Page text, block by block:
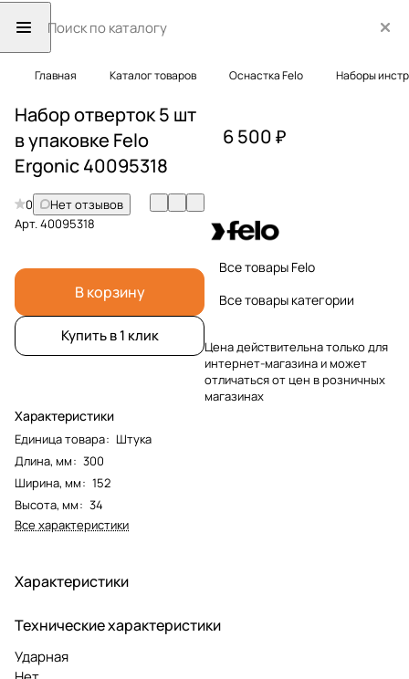
Главная Каталог товаров Оснастка Felo Наборы
Набор отверток 5 шт
в упаковке Felo
Ergonic 40095318
0
Нет отзывов
Арт.40095318
В корзину
Купить в 1 клик
Характеристики
Единица товара: Штука
Длина, мм: 300
Ширина, мм: 152
Высота, мм: 34
Все характеристики
6 500 ₽
Все товары Felo
Все товары категории
Цена действительна только для
интернет-магазина и может
отличаться от цен в розничных
магазинах
Характеристики
Технические характеристики
Ударная